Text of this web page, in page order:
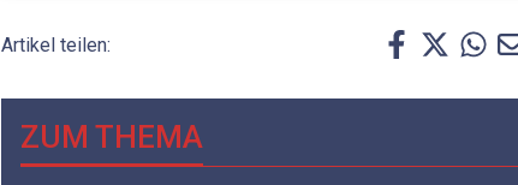
Artikel teilen:
ZUM THEMA